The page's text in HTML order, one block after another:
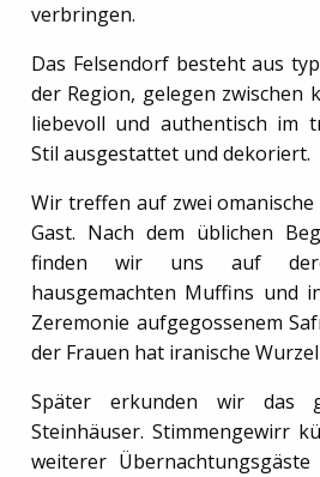
verbringen.
Das Felsendorf besteht aus
der Region, gelegen zwischen
liebevoll und authentisch im
Stil ausgestattet und dekoriert.
Wir treffen auf zwei
Gast. Nach dem üblichen
finden wir uns auf
hausgemachten Muffins und
Zeremonie aufgegossenem
der Frauen hat iranische
Später erkunden wir das
Steinhäuser. Stimmengewirr
weiterer